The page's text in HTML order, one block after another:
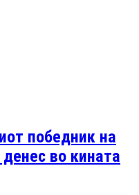
победник на
во кината